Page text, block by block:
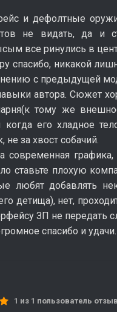
и дефолтные
не видать, да и
все ринулись в
спасибо, никакой
с предыдущей
автора. Сюжет
тому же
его хладное
не за хвост собачий.
современная
ставьте плохую
любят добавлять
детища), нет,
ЗП не передать
спасибо и удачи.
1 из 1 пользователь